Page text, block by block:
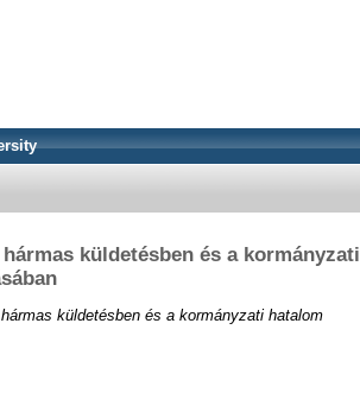
küldetésben és a kormányzati
küldetésben és a kormányzati hatalom